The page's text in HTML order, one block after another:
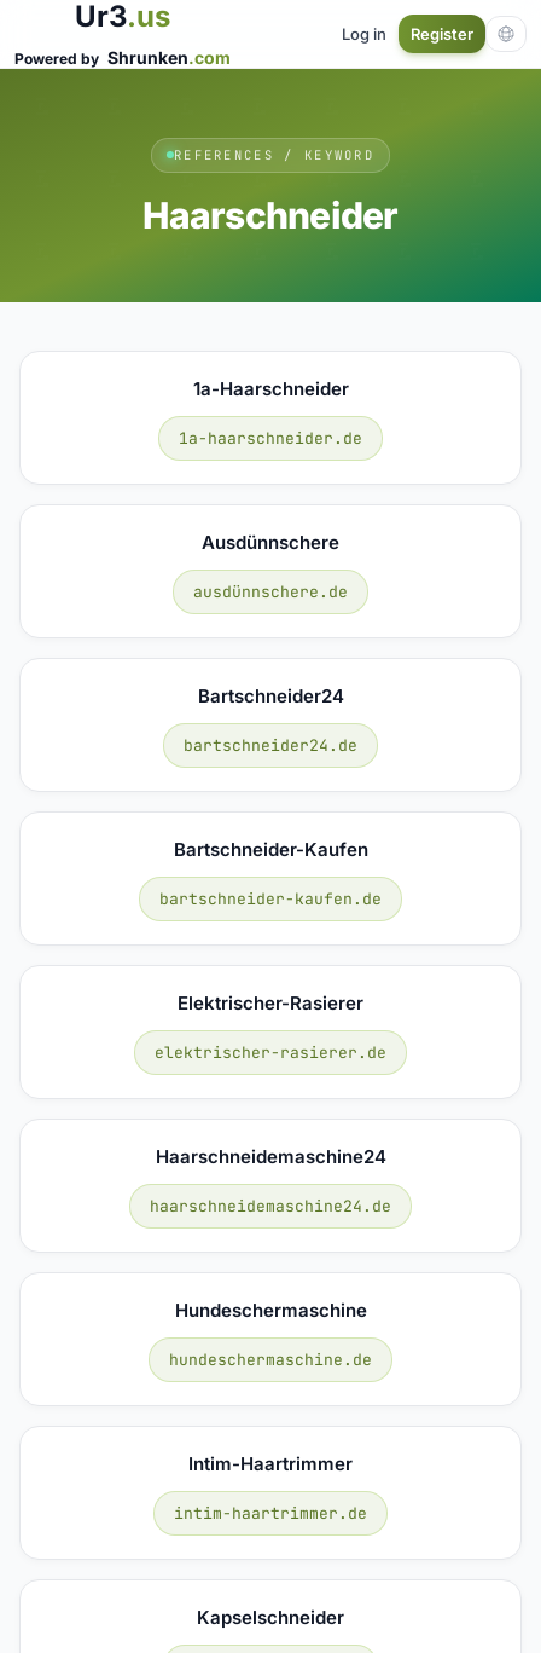
Ur3.us
Powered by Shrunken.com
Log in Register
REFERENCES / KEYWORD
Haarschneider
1a-Haarschneider
1a-haarschneider.de
Ausdünnschere
ausdünnschere.de
Bartschneider24
bartschneider24.de
Bartschneider-Kaufen
bartschneider-kaufen.de
Elektrischer-Rasierer
elektrischer-rasierer.de
Haarschneidemaschine24
haarschneidemaschine24.de
Hundeschermaschine
hundeschermaschine.de
Intim-Haartrimmer
intim-haartrimmer.de
Kapselschneider